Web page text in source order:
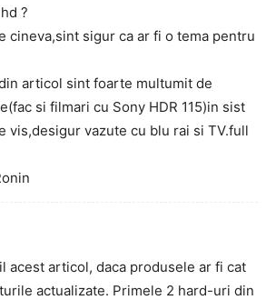
?
cineva,sint sigur ca ar fi o tema pentru
articol sint foarte multumit de
si filmari cu Sony HDR 115)in sist
vis,desigur vazute cu blu rai si TV.full
acest articol, daca produsele ar fi cat
actualizate. Primele 2 hard-uri din